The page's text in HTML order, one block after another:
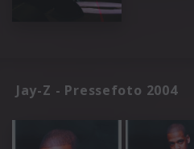
Jay-Z - Pressefoto 2004